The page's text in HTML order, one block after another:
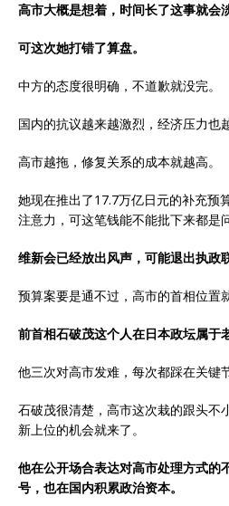
高市大概是想着，时间长了这事就会
可这次她打错了算盘。
中方的态度很明确，不道歉就没完。
国内的抗议越来越激烈，经济压力也
高市越拖，修复关系的成本就越高。
她现在推出了17.7万亿日元的补充预
注意力，可这笔钱能不能批下来都是
维新会已经放出风声，可能退出执政
预算案要是通不过，高市的首相位置
前首相石破茂这个人在日本政坛属于
他三次对高市发难，每次都踩在关键
石破茂很清楚，高市这次栽的跟头不
新上位的机会就来了。
他在公开场合表达对高市处理方式的
号，也在国内积累政治资本。